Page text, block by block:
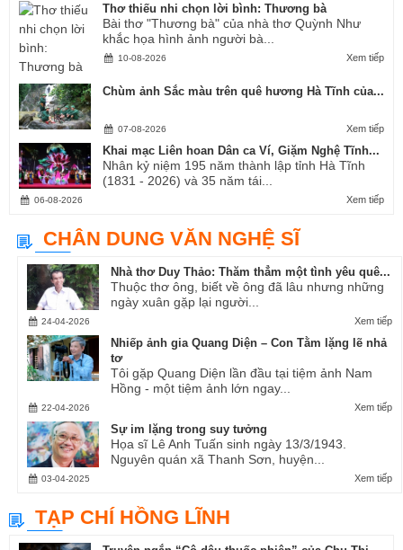
Thơ thiếu nhi chọn lời bình: Thương bà
Bài thơ "Thương bà" của nhà thơ Quỳnh Như
khắc họa hình ảnh người bà...
Xem tiếp
10-08-2026
Chùm ảnh Sắc màu trên quê hương Hà Tĩnh của...
Xem tiếp
07-08-2026
Khai mạc Liên hoan Dân ca Ví, Giặm Nghệ Tĩnh...
Nhân kỷ niệm 195 năm thành lập tỉnh Hà Tĩnh
(1831 - 2026) và 35 năm tái...
Xem tiếp
06-08-2026
CHÂN DUNG VĂN NGHỆ SĨ
Nhà thơ Duy Thảo: Thăm thẳm một tình yêu quê...
Thuộc thơ ông, biết về ông đã lâu nhưng những
ngày xuân gặp lại người...
Xem tiếp
24-04-2026
Nhiếp ảnh gia Quang Diện – Con Tằm lặng lẽ nhả
tơ
Tôi gặp Quang Diện lần đầu tại tiệm ảnh Nam
Hồng - một tiệm ảnh lớn ngay...
Xem tiếp
22-04-2026
Sự im lặng trong suy tưởng
Họa sĩ Lê Anh Tuấn sinh ngày 13/3/1943.
Nguyên quán xã Thanh Sơn, huyện...
Xem tiếp
03-04-2025
TẠP CHÍ HỒNG LĨNH